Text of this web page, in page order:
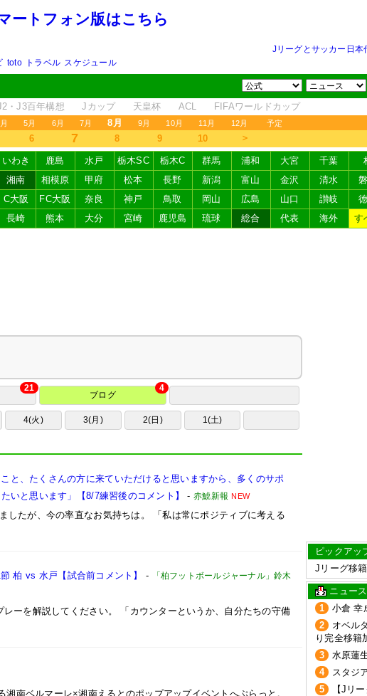
ートフォン版はこちら
Jリーグとサッカー日本
toto トラベル スケジュール
・J3百年構想 Jカップ 天皇杯 ACL FIFAワールドカップ
5月 6月 7月 8月 9月 10月 11月 12月 予定
6 7 8 9 10 ＞
いわき 鹿島 水戸 栃木SC 栃木C 群馬 浦和 大宮 千葉
湘南 相模原 甲府 松本 長野 新潟 富山 金沢 清水
C大阪 FC大阪 奈良 神戸 鳥取 岡山 広島 山口 讃岐
長崎 熊本 大分 宮崎 鹿児島 琉球 総合 代表 海外 す
21 4
ブログ
4(火) 3(月) 2(日) 1(土)
と、たくさんの方に来ていただけると思いますから、多くのサポ
いと思います」【8/7練習後のコメント】
-赤鯱新報 NEW
たが、今の率直なお気持ちは。 「私は常にポジティブに考える
柏 vs 水戸【試合前コメント】 -
「柏フットボールジャーナル」鈴木
ーを解説してください。 「カウンターというか、自分たちの守備
南ベルマーレ×湘南えるとのポップアップイベントへぷらっと。
ピックアッ
Jリーグ移
ニュー
1
小倉 幸
2
オベル
り完全移籍
3
水原蓮
4
スタジ
5
【Jリ